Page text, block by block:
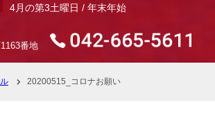
4月の第3土曜日 / 年末年始
番地
20200515_コロナお願い